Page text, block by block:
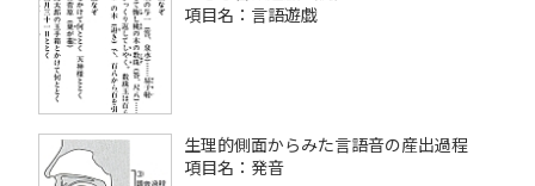
項目名：言語遊戯
生理的側面からみた言語音の産出過程
項目名：発音